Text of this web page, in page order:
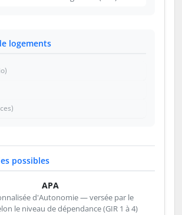
logements
possibles
APA
d'Autonomie — versée par le
le niveau de dépendance (GIR 1 à 4)